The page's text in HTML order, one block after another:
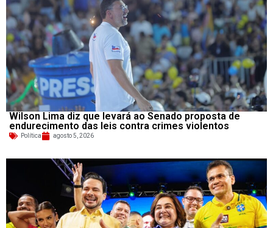
Wilson Lima diz que levará ao Senado proposta de
endurecimento das leis contra crimes violentos
Política agosto 5, 2026